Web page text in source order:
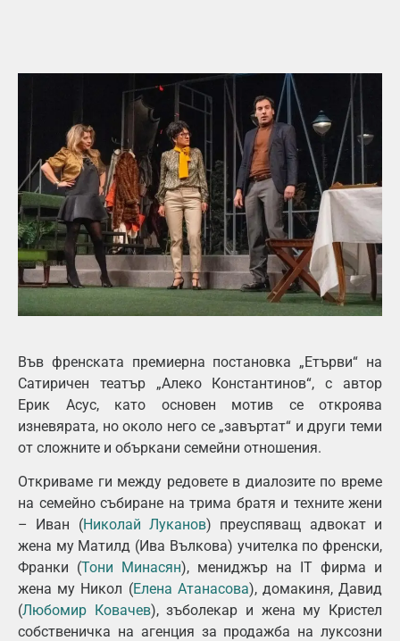
Във френската премиерна постановка „Етърви“ на
Сатиричен театър „Алеко Константинов“, с автор
Ерик Асус, като основен мотив се откроява
изневярата, но около него се „завъртат“ и други теми
от сложните и объркани семейни отношения.
Откриваме ги между редовете в диалозите по време
на семейно събиране на трима братя и техните жени
– Иван (Николай Луканов) преуспяващ адвокат и
жена му Матилд (Ива Вълкова) учителка по френски,
Франки (Тони Минасян), мениджър на IT фирма и
жена му Никол (Елена Атанасова), домакиня, Давид
(Любомир Ковачев), зъболекар и жена му Кристел
собственичка на агенция за продажба на луксозни